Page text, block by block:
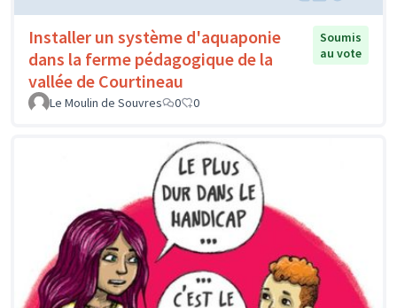
Installer un système d'aquaponie
dans la ferme pédagogique de la
vallée de Courtineau
Soumis
au vote
Le Moulin de Souvres 0 0